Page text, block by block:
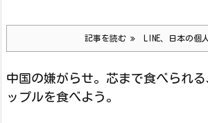
記事を読む LINE、日本の個
中国の嫌がらせ。芯まで食べられ
ップルを食べよう。